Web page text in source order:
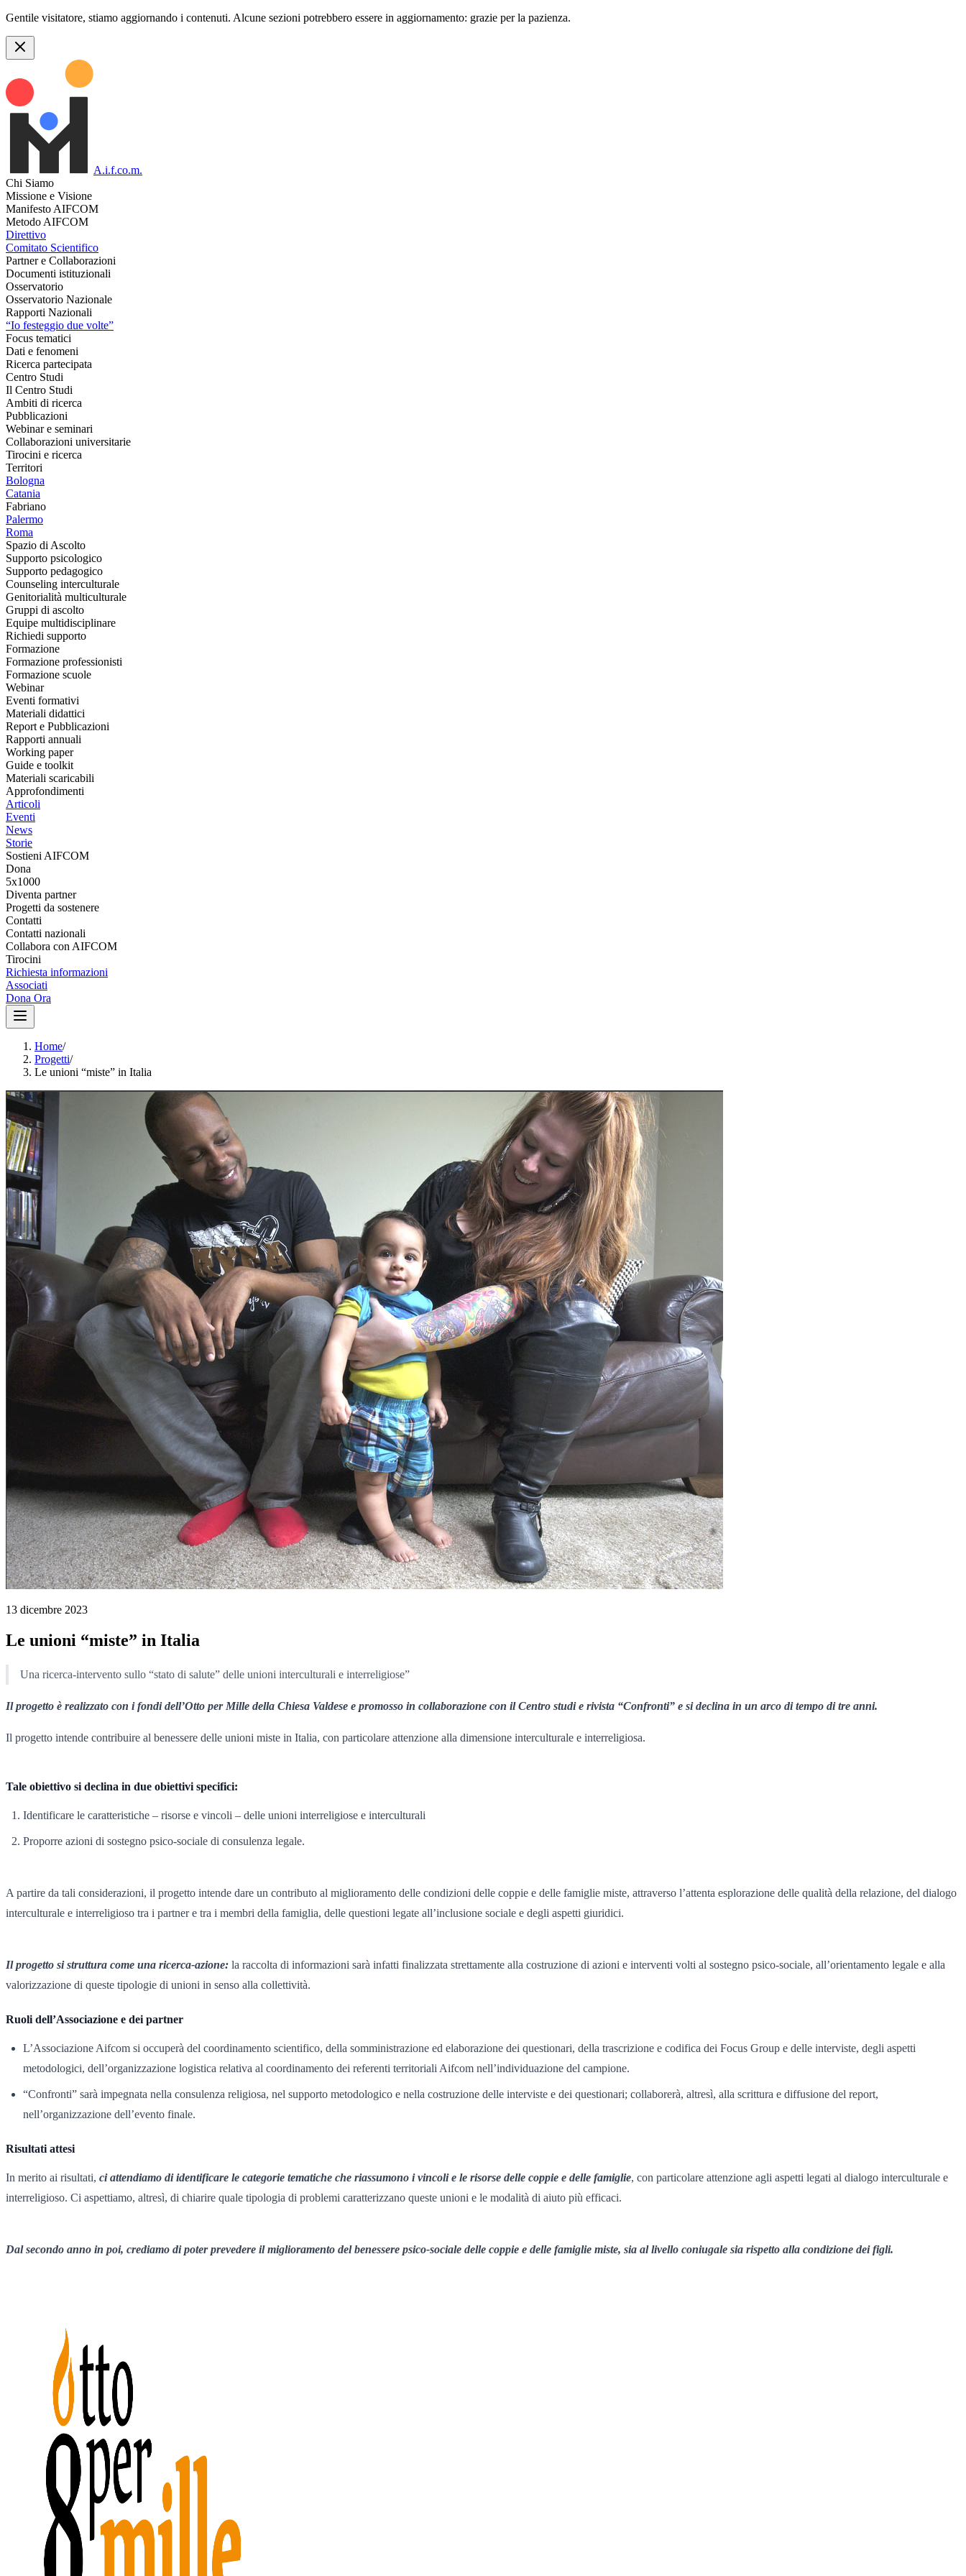
Gentile visitatore, stiamo aggiornando i contenuti. Alcune sezioni potrebbero essere in aggiornamento: grazie per la pazienza.
A.i.f.co.m.
Chi Siamo
Missione e Visione
Manifesto AIFCOM
Metodo AIFCOM
Direttivo
Comitato Scientifico
Partner e Collaborazioni
Documenti istituzionali
Osservatorio
Osservatorio Nazionale
Rapporti Nazionali
“Io festeggio due volte”
Focus tematici
Dati e fenomeni
Ricerca partecipata
Centro Studi
Il Centro Studi
Ambiti di ricerca
Pubblicazioni
Webinar e seminari
Collaborazioni universitarie
Tirocini e ricerca
Territori
Bologna
Catania
Fabriano
Palermo
Roma
Spazio di Ascolto
Supporto psicologico
Supporto pedagogico
Counseling interculturale
Genitorialità multiculturale
Gruppi di ascolto
Equipe multidisciplinare
Richiedi supporto
Formazione
Formazione professionisti
Formazione scuole
Webinar
Eventi formativi
Materiali didattici
Report e Pubblicazioni
Rapporti annuali
Working paper
Guide e toolkit
Materiali scaricabili
Approfondimenti
Articoli
Eventi
News
Storie
Sostieni AIFCOM
Dona
5x1000
Diventa partner
Progetti da sostenere
Contatti
Contatti nazionali
Collabora con AIFCOM
Tirocini
Richiesta informazioni
Associati
Dona Ora
Home/
Progetti/
Le unioni “miste” in Italia
13 dicembre 2023
Le unioni “miste” in Italia
Una ricerca-intervento sullo “stato di salute” delle unioni interculturali e interreligiose”
Il progetto è realizzato con i fondi dell’Otto per Mille della Chiesa Valdese e promosso in collaborazione con il Centro studi e rivista “Confronti” e si declina in un arco di tempo di tre anni.
Il progetto intende contribuire al benessere delle unioni miste in Italia, con particolare attenzione alla dimensione interculturale e interreligiosa.
Tale obiettivo si declina in due obiettivi specifici:
Identificare le caratteristiche – risorse e vincoli – delle unioni interreligiose e interculturali
Proporre azioni di sostegno psico-sociale di consulenza legale.
A partire da tali considerazioni, il progetto intende dare un contributo al miglioramento delle condizioni delle coppie e delle famiglie miste, attraverso l’attenta esplorazione delle qualità della relazione, del dialogo
interculturale e interreligioso tra i partner e tra i membri della famiglia, delle questioni legate all’inclusione sociale e degli aspetti giuridici.
Il progetto si struttura come una ricerca-azione: la raccolta di informazioni sarà infatti finalizzata strettamente alla costruzione di azioni e interventi volti al sostegno psico-sociale, all’orientamento legale e alla
valorizzazione di queste tipologie di unioni in senso alla collettività.
Ruoli dell’Associazione e dei partner
L’Associazione Aifcom si occuperà del coordinamento scientifico, della somministrazione ed elaborazione dei questionari, della trascrizione e codifica dei Focus Group e delle interviste, degli aspetti
metodologici, dell’organizzazione logistica relativa al coordinamento dei referenti territoriali Aifcom nell’individuazione del campione.
“Confronti” sarà impegnata nella consulenza religiosa, nel supporto metodologico e nella costruzione delle interviste e dei questionari; collaborerà, altresì, alla scrittura e diffusione del report,
nell’organizzazione dell’evento finale.
Risultati attesi
In merito ai risultati, ci attendiamo di identificare le categorie tematiche che riassumono i vincoli e le risorse delle coppie e delle famiglie, con particolare attenzione agli aspetti legati al dialogo interculturale e
interreligioso. Ci aspettiamo, altresì, di chiarire quale tipologia di problemi caratterizzano queste unioni e le modalità di aiuto più efficaci.
Dal secondo anno in poi, crediamo di poter prevedere il miglioramento del benessere psico-sociale delle coppie e delle famiglie miste, sia al livello coniugale sia rispetto alla condizione dei figli.